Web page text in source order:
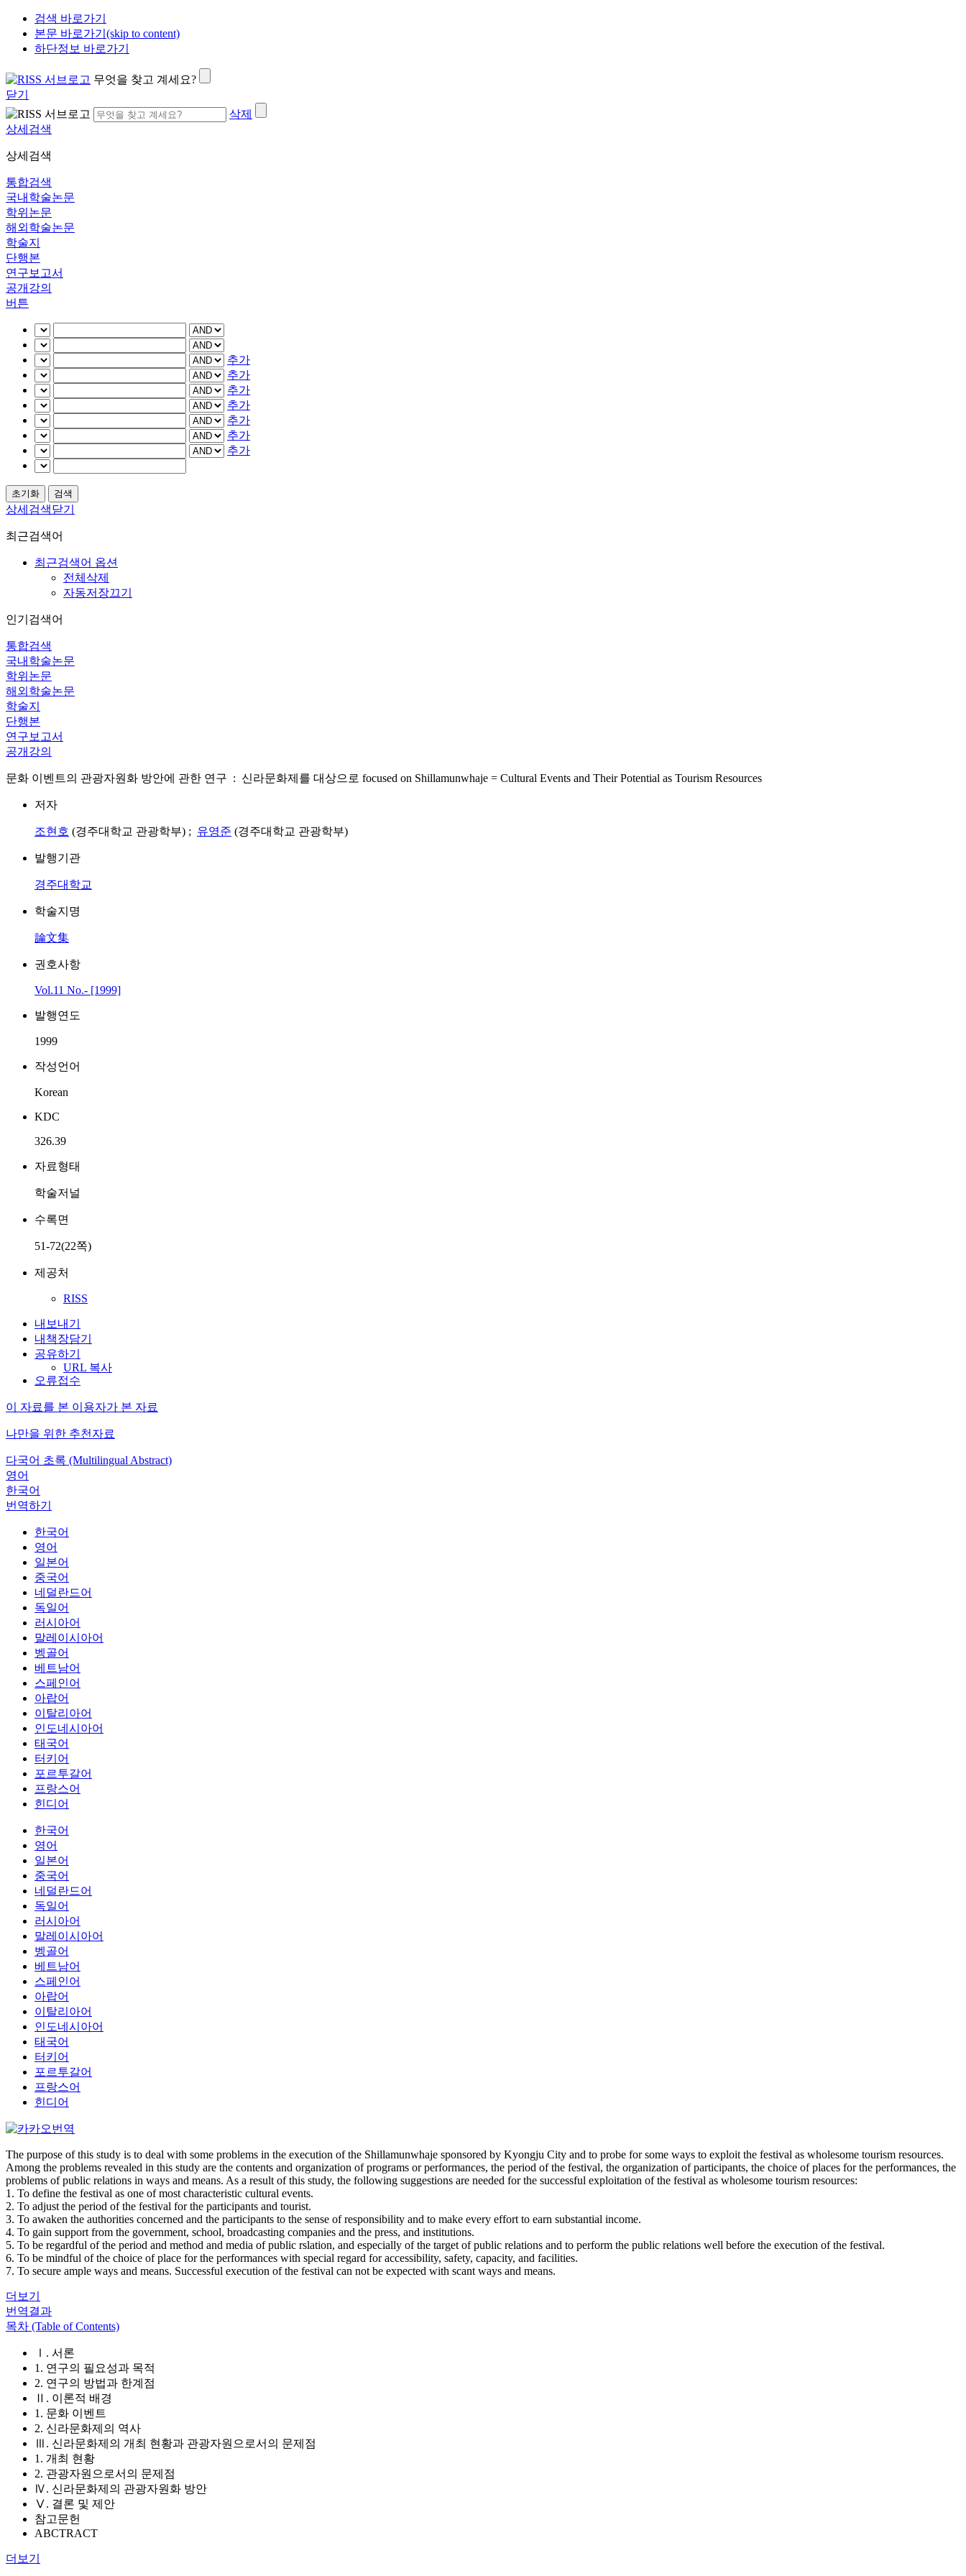
검색 바로가기
본문 바로가기(skip to content)
하단정보 바로가기
무엇을 찾고 계세요?
닫기
삭제
상세검색
상세검색
통합검색
국내학술논문
학위논문
해외학술논문
학술지
단행본
연구보고서
공개강의
버튼
추가
추가
추가
추가
추가
추가
추가
상세검색닫기
최근검색어
최근검색어 옵션
전체삭제
자동저장끄기
인기검색어
통합검색
국내학술논문
학위논문
해외학술논문
학술지
단행본
연구보고서
공개강의
문화 이벤트의 관광자원화 방안에 관한 연구 : 신라문화제를 대상으로 focused on Shillamunwhaje = Cultural Events and Their Potential as Tourism Resources
저자
조현호 (경주대학교 관광학부) ; 유영준 (경주대학교 관광학부)
발행기관
경주대학교
학술지명
論文集
권호사항
Vol.11 No.- [1999]
발행연도
1999
작성언어
Korean
KDC
326.39
자료형태
학술저널
수록면
51-72(22쪽)
제공처
RISS
내보내기
내책장담기
공유하기
URL 복사
오류접수
이 자료를 본 이용자가 본 자료
나만을 위한 추천자료
다국어 초록 (Multilingual Abstract)
영어
한국어
번역하기
한국어
영어
일본어
중국어
네덜란드어
독일어
러시아어
말레이시아어
벵골어
베트남어
스페인어
아랍어
이탈리아어
인도네시아어
태국어
터키어
포르투갈어
프랑스어
힌디어
한국어
영어
일본어
중국어
네덜란드어
독일어
러시아어
말레이시아어
벵골어
베트남어
스페인어
아랍어
이탈리아어
인도네시아어
태국어
터키어
포르투갈어
프랑스어
힌디어
The purpose of this study is to deal with some problems in the execution of the Shillamunwhaje sponsored by Kyongju City and to probe for some ways to exploit the festival as wholesome tourism resources.
Among the problems revealed in this study are the contents and organization of programs or performances, the period of the festival, the organization of participants, the choice of places for the performances, the
problems of public relations in ways and means. As a result of this study, the following suggestions are needed for the successful exploitation of the festival as wholesome tourism resources:
1. To define the festival as one of most characteristic cultural events.
2. To adjust the period of the festival for the participants and tourist.
3. To awaken the authorities concerned and the participants to the sense of responsibility and to make every effort to earn substantial income.
4. To gain support from the government, school, broadcasting companies and the press, and institutions.
5. To be regardful of the period and method and media of public rslation, and especially of the target of public relations and to perform the public relations well before the execution of the festival.
6. To be mindful of the choice of place for the performances with special regard for accessibility, safety, capacity, and facilities.
7. To secure ample ways and means. Successful execution of the festival can not be expected with scant ways and means.
더보기
번역결과
목차 (Table of Contents)
Ⅰ. 서론
1. 연구의 필요성과 목적
2. 연구의 방법과 한계점
Ⅱ. 이론적 배경
1. 문화 이벤트
2. 신라문화제의 역사
Ⅲ. 신라문화제의 개최 현황과 관광자원으로서의 문제점
1. 개최 현황
2. 관광자원으로서의 문제점
Ⅳ. 신라문화제의 관광자원화 방안
Ⅴ. 결론 및 제안
참고문헌
ABCTRACT
더보기